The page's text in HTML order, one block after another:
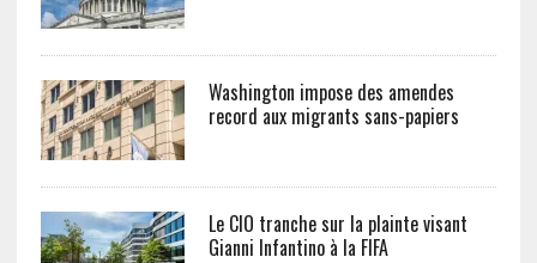
Washington impose des amendes
record aux migrants sans-papiers
Le CIO tranche sur la plainte visant
Gianni Infantino à la FIFA